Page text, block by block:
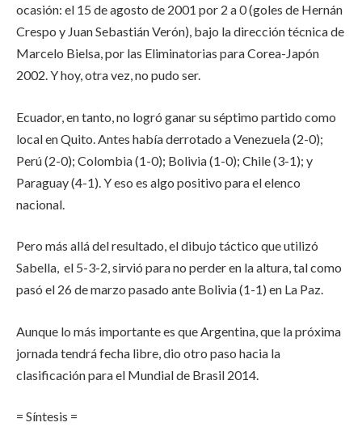
ocasión: el 15 de agosto de 2001 por 2 a 0 (goles de Hernán
Crespo y Juan Sebastián Verón), bajo la dirección técnica de
Marcelo Bielsa, por las Eliminatorias para Corea-Japón
2002. Y hoy, otra vez, no pudo ser.
Ecuador, en tanto, no logró ganar su séptimo partido como
local en Quito. Antes había derrotado a Venezuela (2-0);
Perú (2-0); Colombia (1-0); Bolivia (1-0); Chile (3-1); y
Paraguay (4-1). Y eso es algo positivo para el elenco
nacional.
Pero más allá del resultado, el dibujo táctico que utilizó
Sabella, el 5-3-2, sirvió para no perder en la altura, tal como
pasó el 26 de marzo pasado ante Bolivia (1-1) en La Paz.
Aunque lo más importante es que Argentina, que la próxima
jornada tendrá fecha libre, dio otro paso hacia la
clasificación para el Mundial de Brasil 2014.
= Síntesis =